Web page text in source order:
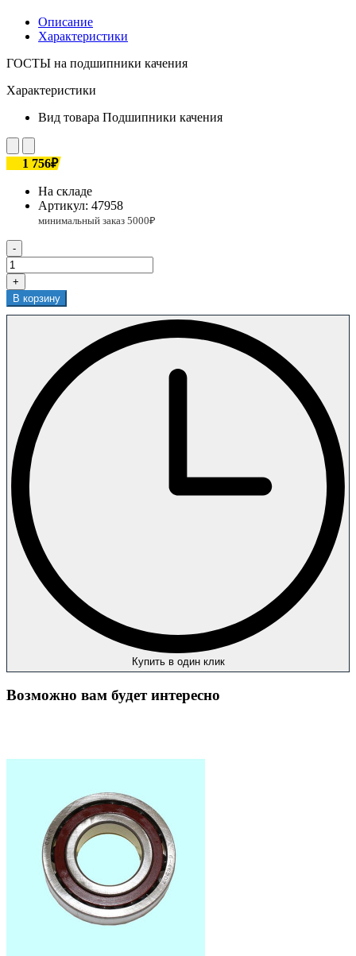
Описание
Характеристики
ГОСТЫ на подшипники качения
Характеристики
Вид товара Подшипники качения
1 756₽
На складе
Артикул: 47958
-
+
В корзину
Купить в один клик
Возможно вам будет интересно